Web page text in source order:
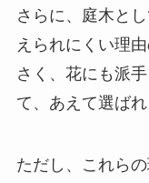
さらに、庭木と
えられにくい理
さく、花にも派
て、あえて選ば
ただし、これら